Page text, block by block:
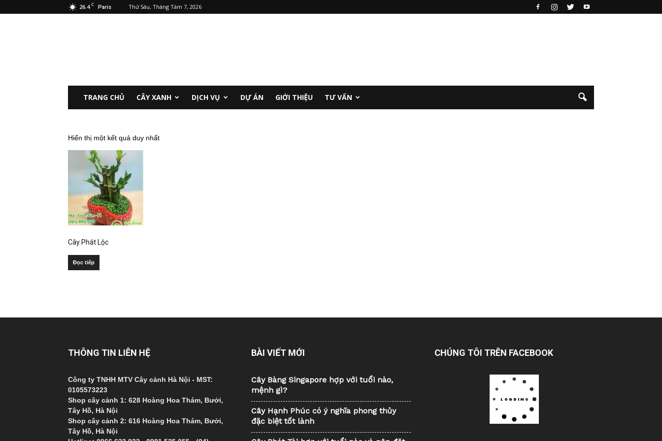
26.4 C Paris Thứ Sáu, Tháng Tám 7, 2026
TRANG CHỦ CÂY XANH DỊCH VỤ DỰ ÁN GIỚI THIỆU TƯ VẤN
Hiển thị một kết quả duy nhất
Cây Phát Lộc
Đọc tiếp
THÔNG TIN LIÊN HỆ
Công ty TNHH MTV Cây cảnh Hà Nội - MST:
0105573223
Shop cây cảnh 1: 628 Hoàng Hoa Thám, Bưởi,
Tây Hồ, Hà Nội
Shop cây cảnh 2: 616 Hoàng Hoa Thám, Bưởi,
Tây Hồ, Hà Nội
BÀI VIẾT MỚI
Cây Bàng Singapore hợp với tuổi nào,
mệnh gì?
Cây Hạnh Phúc có ý nghĩa phong thủy
đặc biệt tốt lành
CHÚNG TÔI TRÊN FACEBOOK